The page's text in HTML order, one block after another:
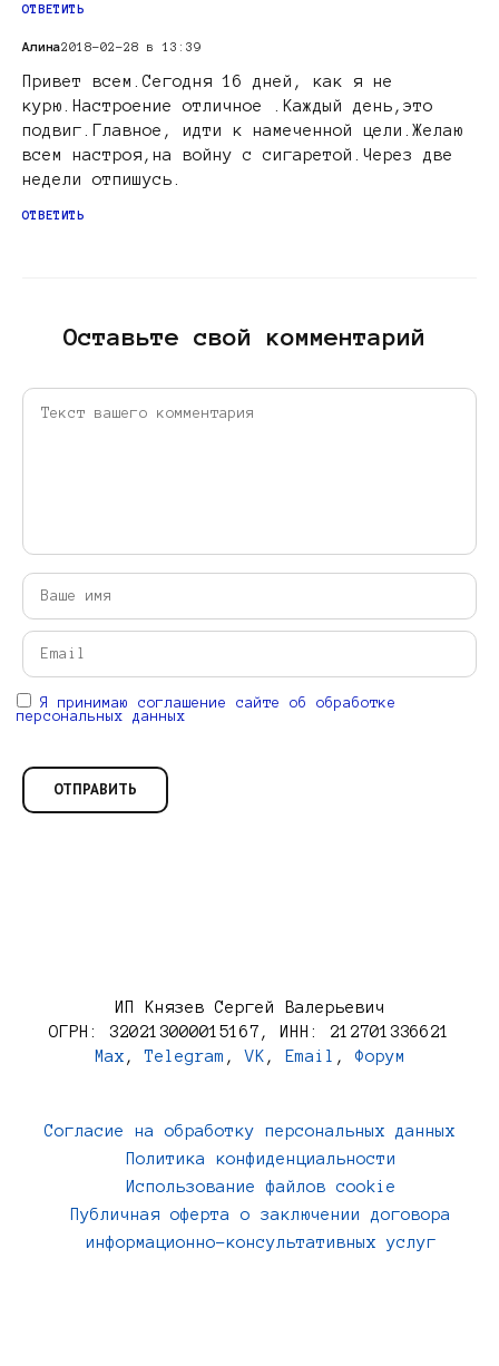
ОТВЕТИТЬ
Алина2018-02-28 в 13:39
Привет всем.Сегодня 16 дней, как я не
курю.Настроение отличное .Каждый день,это
подвиг.Главное, идти к намеченной цели.Желаю
всем настроя,на войну с сигаретой.Через две
недели отпишусь.
ОТВЕТИТЬ
Оставьте свой комментарий
Я принимаю соглашение сайте об обработке
персональных данных
ИП Князев Сергей Валерьевич
ОГРН: 320213000015167, ИНН: 212701336621
Max ,Telegram ,VK , Email , Форум
Согласие на обработку персональных данных
Политика конфиденциальности
Использование файлов cookie
Публичная оферта о заключении договора
информационно-консультативных услуг